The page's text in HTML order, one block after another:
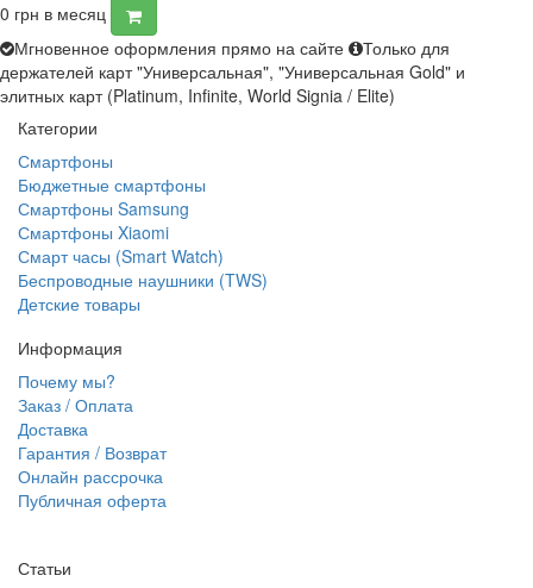
0 грн в месяц
Мгновенное оформления прямо на сайте
Только для
держателей карт "Универсальная", "Универсальная Gold" и
элитных карт (Platinum, Infinite, World Signia / Elite)
Категории
Смартфоны
Бюджетные смартфоны
Смартфоны Samsung
Смартфоны Xiaomi
Смарт часы (Smart Watch)
Беспроводные наушники (TWS)
Детские товары
Информация
Почему мы?
Заказ / Оплата
Доставка
Гарантия / Возврат
Онлайн рассрочка
Публичная оферта
Статьи